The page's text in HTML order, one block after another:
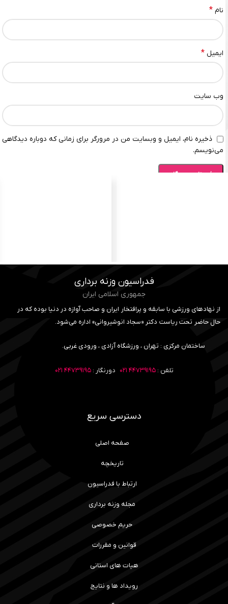
نام *
ایمیل *
وب‌ سایت
ذخیره نام، ایمیل و وبسایت من در مرورگر برای زمانی که دوباره دیدگاهی
می‌نویسم.
فدراسیون وزنه برداری
جمهوری اسلامی ایران
از نهادهای ورزشی با سابقه و پرافتخار ایران و صاحب آوازه در دنیا بوده که در
حال حاضر تحت ریاست دکتر «سجاد انوشیروانی» اداره می‌شود.
ساختمان مرکزی : تهران ، ورزشگاه آزادی ، ورودی غربی.
تلفن :۴۴۷۳۹۱۹۵ ۰۲۱ دورنگار :۴۴۷۳۹۱۹۵ ۰۲۱
دسترسی سریع
صفحه اصلی
تاریخچه
ارتباط با فدراسیون
مجله وزنه برداری
حریم خصوصی
قوانین و مقررات
هیات های استانی
رویداد ها و نتایج